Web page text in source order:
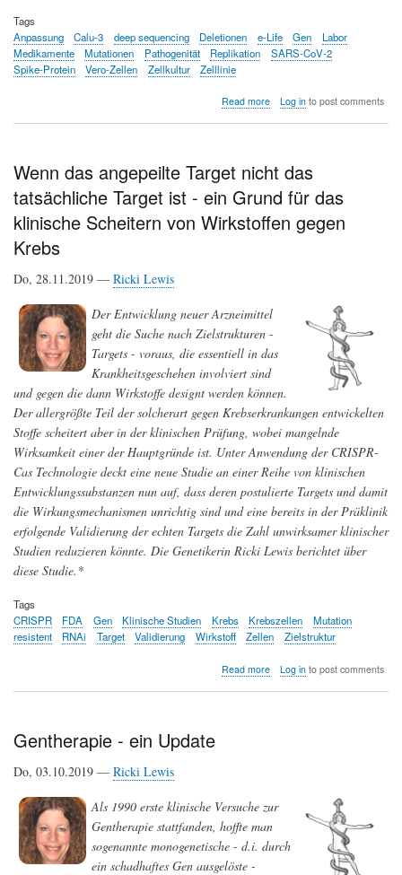
Tags
Anpassung
Calu-3 deep sequencing Deletionen e-Life Gen
Labor
Medikamente
Mutationen Pathogenität Replikation
SARS-CoV-2
Spike-Protein
Vero-Zellen Zellkultur Zelllinie
Read moreabout
Zellkulturen
vermehrtes
Virus
kann
veränderte
im
Medikamente
und
Antikörper
aufweisen
Log into post comments
Wenn das angepeilte Target nicht das
tatsächliche Target ist - ein Grund für das
klinische Scheitern von Wirkstoffen gegen
Krebs
Do, 28.11.2019 — Ricki Lewis
Der Entwicklung neuer Arzneimittel
geht die Suche nach Zielstrukturen -
Targets - voraus, die essentiell in das
Krankheitsgeschehen involviert sind
und gegen die dann Wirkstoffe designt werden können.
Der allergrößte Teil der solcherart gegen Krebserkrankungen entwickelten
Stoffe scheitert aber in der klinischen Prüfung, wobei mangelnde
Wirksamkeit einer der Hauptgründe ist. Unter Anwendung der CRISPR-
Cas Technologie deckt eine neue Studie an einer Reihe von klinischen
Entwicklungssubstanzen nun auf, dass deren postulierte Targets und damit
die Wirkungsmechanismen unrichtig sind und eine bereits in der Präklinik
erfolgende Validierung der echten Targets die Zahl unwirksamer klinischer
Studien reduzieren könnte. Die Genetikerin Ricki Lewis berichtet über
diese Studie.*
Tags
CRISPR
FDA Gen Klinische Studien Krebs Krebszellen
Mutation
resistent
RNAi Target Validierung Wirkstoff Zellen Zielstruktur
Read moreabout
ist
ein
Grund
Log into post comments
Gentherapie - ein Update
Do, 03.10.2019 — Ricki Lewis
Als 1990 erste klinische Versuche zur
Gentherapie stattfanden, hoffte man
sogenannte monogenetische - d.i. durch
ein schadhaftes Gen ausgelöste -